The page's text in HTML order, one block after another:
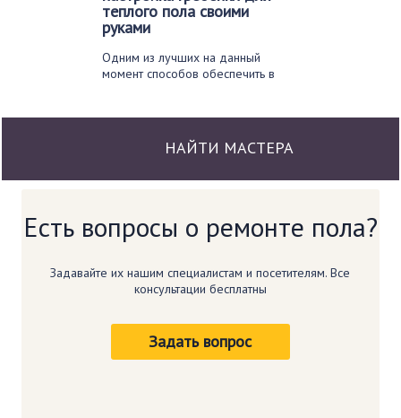
теплого пола своими
руками
Одним из лучших на данный
момент способов обеспечить в
НАЙТИ МАСТЕРА
Есть вопросы о ремонте пола?
Задавайте их нашим специалистам и посетителям. Все
консультации бесплатны
Задать вопрос